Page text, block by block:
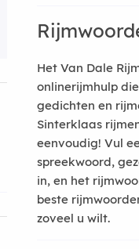
Het Van Dale
onlinerijmhulp
gedichten en
Sinterklaas
eenvoudig! Vul
spreekwoord,
in, en het
beste
zoveel u wilt.